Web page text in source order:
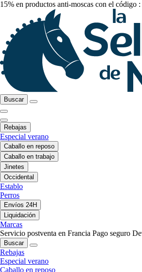
15% en productos anti-moscas con el código :
Buscar
Rebajas
Especial verano
Caballo en reposo
Caballo en trabajo
Jinetes
Occidental
Establo
Perros
Envíos 24H
Liquidación
Marcas
Servicio postventa en Francia Pago seguro
Buscar
Rebajas
Especial verano
Caballo en reposo